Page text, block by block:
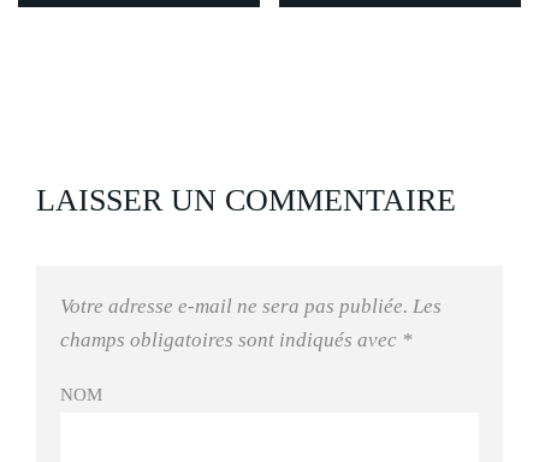
LAISSER UN COMMENTAIRE
Votre adresse e-mail ne sera pas publiée. Les
champs obligatoires sont indiqués avec *
NOM